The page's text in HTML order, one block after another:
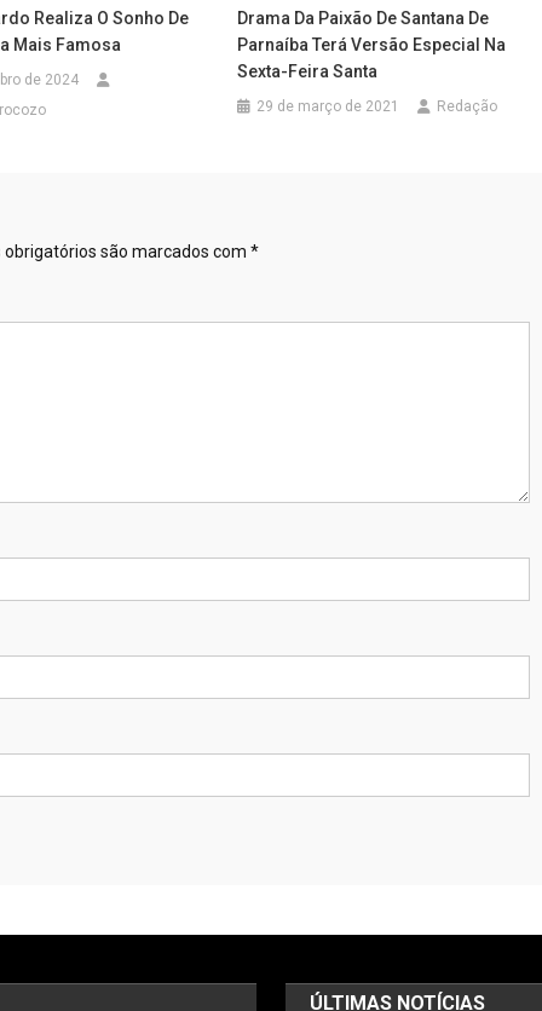
Realiza O Sonho De
Mais Famosa
de 2024
Drama Da Paixão De Santana De
Parnaíba Terá Versão Especial Na
Sexta-Feira Santa
29 de março de 2021 Redação
obrigatórios são marcados com *
ÚLTIMAS NOTÍCIAS